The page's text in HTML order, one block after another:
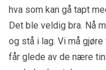
hva som kan gå tapt
Det ble veldig bra. Nå
og stå i lag. Vi må
får glede av de nære